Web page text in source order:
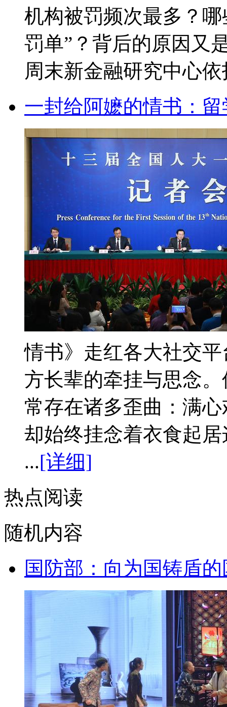
机构被罚频次最多？
罚单”？背后的原因又
周末新金融研究中心
一封给阿嬷的情书：
情书》走红各大社交
方长辈的牵挂与思念
常存在诸多歪曲：满
却始终挂念着衣食起
...[详细]
热点阅读
随机内容
国防部：向为国铸盾